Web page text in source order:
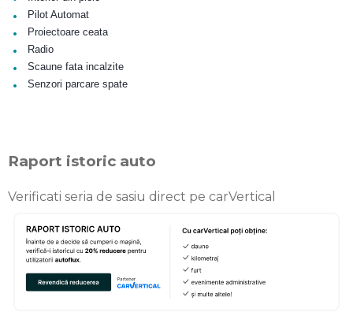
• Pilot Automat
• Proiectoare ceata
• Radio
• Scaune fata incalzite
• Senzori parcare spate
Raport istoric auto
Verificati seria de sasiu direct pe carVertical